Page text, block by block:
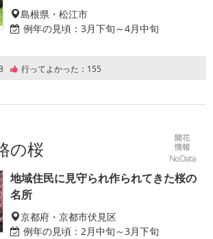
島根県・松江市
例年の見頃： 3月下旬～4月中旬
行ってよかった： 155
の桜
地域住民に見守られ作られてきた桜の
名所
京都府・京都市伏見区
例年の見頃： 2月中旬～3月下旬